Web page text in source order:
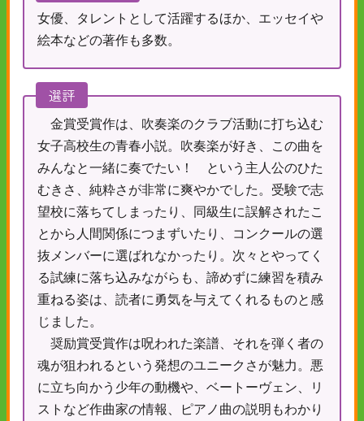
女優、タレントとして活躍するほか、エッセイや
絵本などの著作も多数。
選評
金賞受賞作は、吹奏楽のクラブ活動に打ち込む
女子高校生の青春小説。吹奏楽が好き、この曲を
みんなと一緒に奏でたい！ という主人公のひた
むきさ、純粋さが非常に爽やかでした。受験で志
望校に落ちてしまったり、同級生に誤解されたこ
とから人間関係につまずいたり、コンクールの選
抜メンバーに選ばれなかったり。次々とやってく
る試練に落ち込みながらも、諦めずに練習を積み
重ねる姿は、読者に勇気を与えてくれるものと感
じました。
奨励賞受賞作は呪われた楽譜、それを弾く者の
魂が狙われるという発想のユニークさが魅力。悪
に立ち向かう少年の動機や、ベートーヴェン、リ
ストなど作曲家の情報、ピアノ曲の説明もわかり